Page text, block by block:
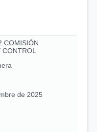
COMISIÓN
de 2025